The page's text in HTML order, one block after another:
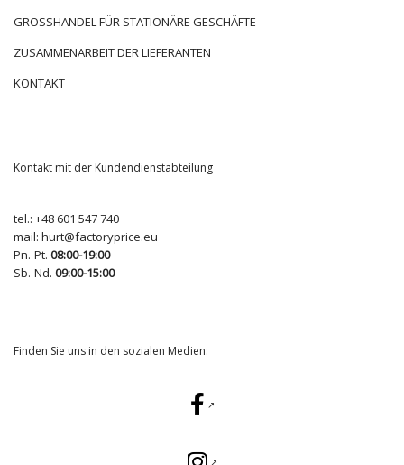
GROSSHANDEL FÜR STATIONÄRE GESCHÄFTE
ZUSAMMENARBEIT DER LIEFERANTEN
KONTAKT
Kontakt mit der Kundendienstabteilung
tel.: +48 601 547 740
mail: hurt@factoryprice.eu
Pn.-Pt. 08:00-19:00
Sb.-Nd. 09:00-15:00
Finden Sie uns in den sozialen Medien: